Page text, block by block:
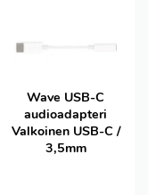
Wave USB-C
audioadapteri
Valkoinen USB-C /
3,5mm